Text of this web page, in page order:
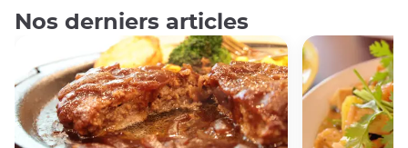
Nos derniers articles